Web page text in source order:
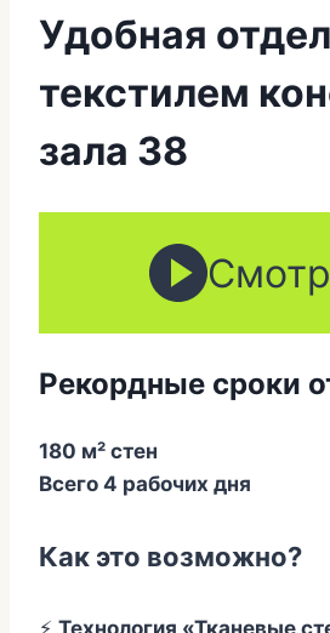
Удобная
текстилем
зала 38
Рекордные сроки
180 м² стен
Всего 4 рабочих дня
Как это возможно?
⚡ Технология «Тканевые